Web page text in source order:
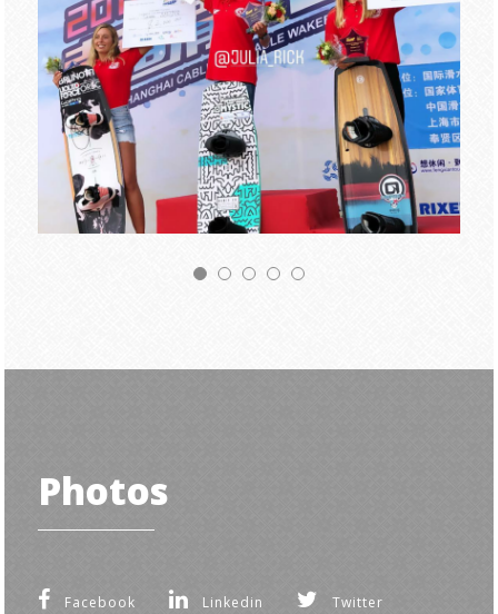
Photos
Facebook Linkedin Twitter